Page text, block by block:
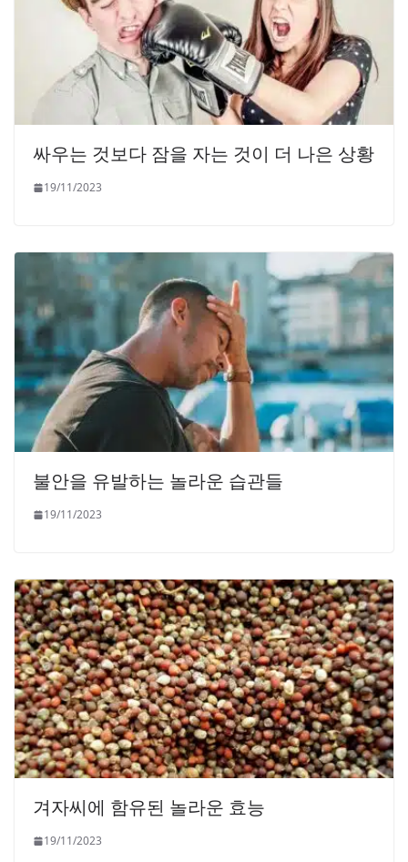
싸우는 것보다 잠을 자는 것이 더 나은 상황
19/11/2023
불안을 유발하는 놀라운 습관들
19/11/2023
겨자씨에 함유된 놀라운 효능
19/11/2023